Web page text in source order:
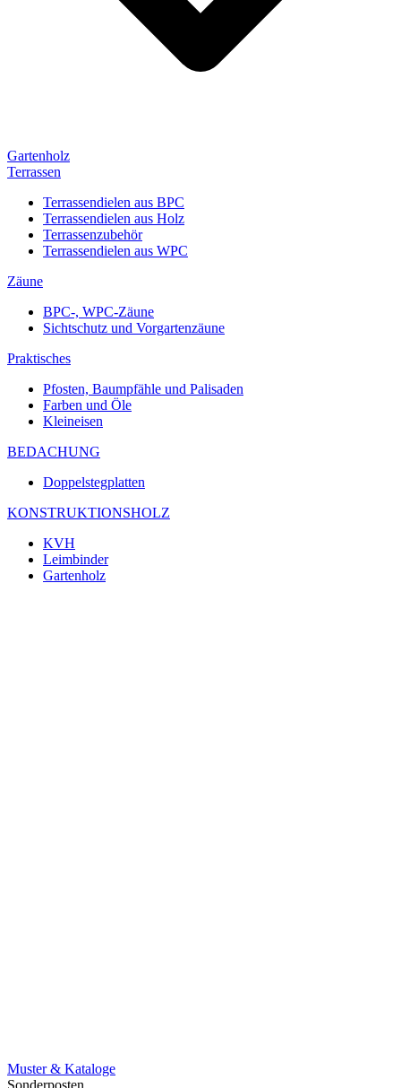
Gartenholz
Terrassen
Terrassendielen aus BPC
Terrassendielen aus Holz
Terrassenzubehör
Terrassendielen aus WPC
Zäune
BPC-, WPC-Zäune
Sichtschutz und Vorgartenzäune
Praktisches
Pfosten, Baumpfähle und Palisaden
Farben und Öle
Kleineisen
BEDACHUNG
Doppelstegplatten
KONSTRUKTIONSHOLZ
KVH
Leimbinder
Gartenholz
Muster & Kataloge
Sonderposten